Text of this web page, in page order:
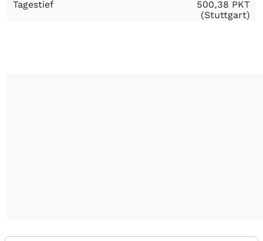
Tagestief
500,38 PKT
(Stuttgart)